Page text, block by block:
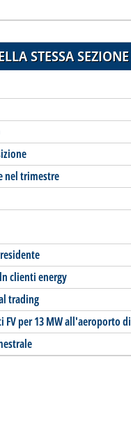
STESSA SEZIONE
nel trimestre
clienti energy
trading
FV per 13 MW all'aeroporto